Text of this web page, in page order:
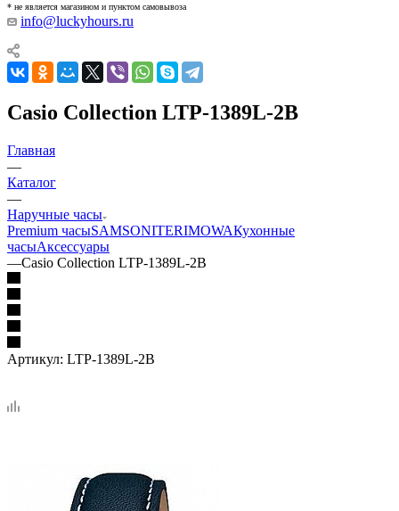
* не является магазином и пунктом самовывоза
info@luckyhours.ru
Casio Collection LTP-1389L-2B
Главная
—
Каталог
—
Наручные часы
Premium часыSAMSONITERIMOWAКухонные
часыАксессуары
—Casio Collection LTP-1389L-2B
Артикул: LTP-1389L-2B